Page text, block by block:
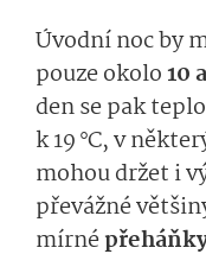
Úvodní noc by
pouze okolo10
den se pak
k 19 °C, v
mohou držet i
převážné
mírné